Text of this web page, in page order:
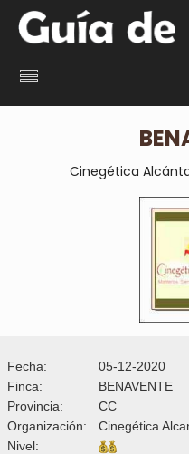
Cinegética
Fecha:
05-12-2020
Finca:
BENAVENTE
Provincia:
CC
Organización:
Cinegética
Nivel: